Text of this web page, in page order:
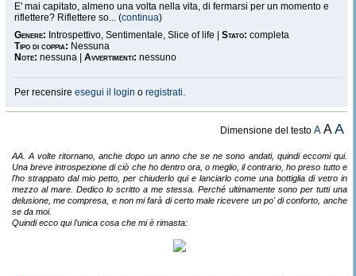
E' mai capitato, almeno una volta nella vita, di fermarsi per un momento e
riflettere? Riflettere so... (continua)
Genere: Introspettivo, Sentimentale, Slice of life | Stato: completa
Tipo di coppia: Nessuna
Note: nessuna | Avvertimenti: nessuno
Per recensire esegui il login o registrati.
Dimensione del testoA AA
AA. A volte ritornano, anche dopo un anno che se ne sono andati, quindi eccomi qui.
Una breve introspezione di ciò che ho dentro ora, o meglio, il contrario, ho preso tutto e
l'ho strappato dal mio petto, per chiuderlo qui e lanciarlo come una bottiglia di vetro in
mezzo al mare. Dedico lo scritto a me stessa. Perché ultimamente sono per tutti una
delusione, me compresa, e non mi farà di certo male ricevere un po' di conforto, anche
se da moi.
Quindi ecco qui l'unica cosa che mi è rimasta: